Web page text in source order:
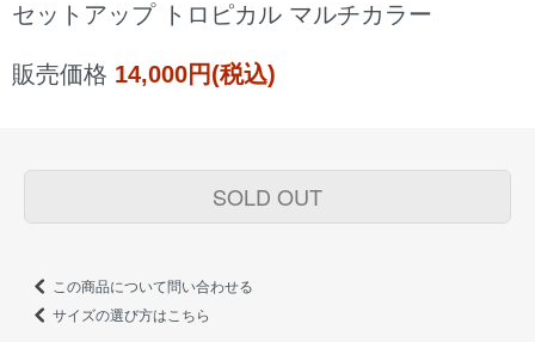
セットアップ トロピカル マルチカラー
販売価格 14,000円(税込)
SOLD OUT
この商品について問い合わせる
サイズの選び方はこちら